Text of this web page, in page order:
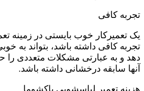
تجربه کافی
یک تعمیرکار خوب بایستی در زمینه
تجربه کافی داشته باشد، بتواند به
دهد و به عبارتی مشکلات متعددی را
آنها سابقه درخشانی داشته باشد.
هزینه تعمیر لباسشویی پاکشوما